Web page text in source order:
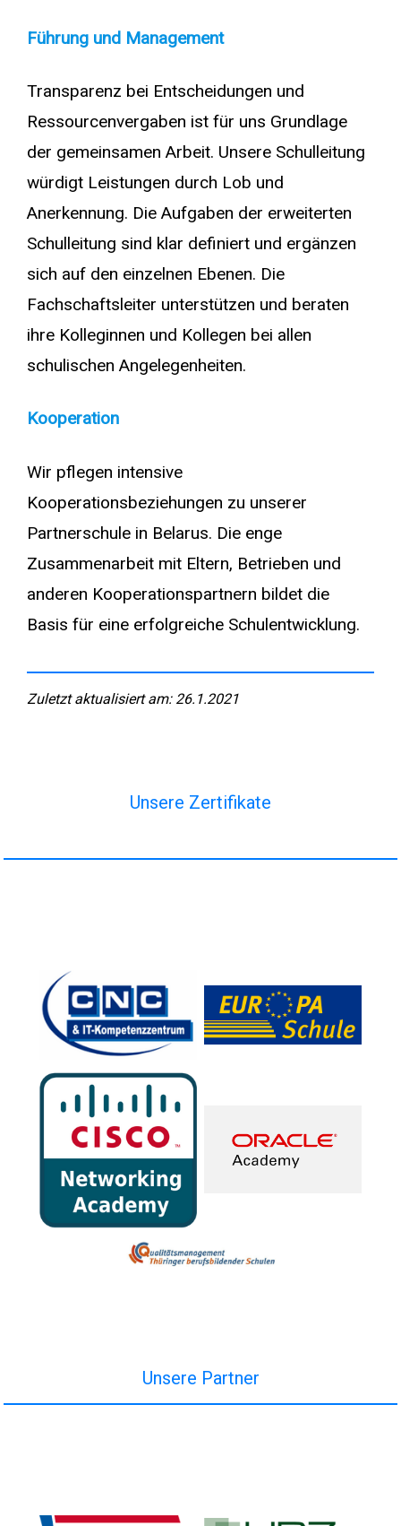
Führung und Management
Transparenz bei Entscheidungen und
Ressourcenvergaben ist für uns Grundlage
der gemeinsamen Arbeit. Unsere Schulleitung
würdigt Leistungen durch Lob und
Anerkennung. Die Aufgaben der erweiterten
Schulleitung sind klar definiert und ergänzen
sich auf den einzelnen Ebenen. Die
Fachschaftsleiter unterstützen und beraten
ihre Kolleginnen und Kollegen bei allen
schulischen Angelegenheiten.
Kooperation
Wir pflegen intensive
Kooperationsbeziehungen zu unserer
Partnerschule in Belarus. Die enge
Zusammenarbeit mit Eltern, Betrieben und
anderen Kooperationspartnern bildet die
Basis für eine erfolgreiche Schulentwicklung.
Zuletzt aktualisiert am: 26.1.2021
Unsere Zertifikate
Unsere Partner